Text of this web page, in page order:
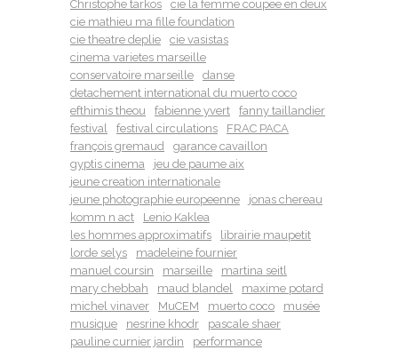
Christophe tarkos
cie la femme coupee en deux
cie mathieu ma fille foundation
cie theatre deplie
cie vasistas
cinema varietes marseille
conservatoire marseille
danse
detachement international du muerto coco
efthimis theou
fabienne yvert
fanny taillandier
festival
festival circulations
FRAC PACA
françois gremaud
garance cavaillon
gyptis cinema
jeu de paume aix
jeune creation internationale
jeune photographie europeenne
jonas chereau
komm n act
Lenio Kaklea
les hommes approximatifs
librairie maupetit
lorde selys
madeleine fournier
manuel coursin
marseille
martina seitl
mary chebbah
maud blandel
maxime potard
michel vinaver
MuCEM muerto coco
musée
musique
nesrine khodr
pascale shaer
pauline curnier jardin
performance